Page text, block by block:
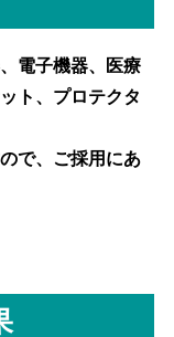
電子機器、医療
ト、プロテクタ
で、ご採用にあ